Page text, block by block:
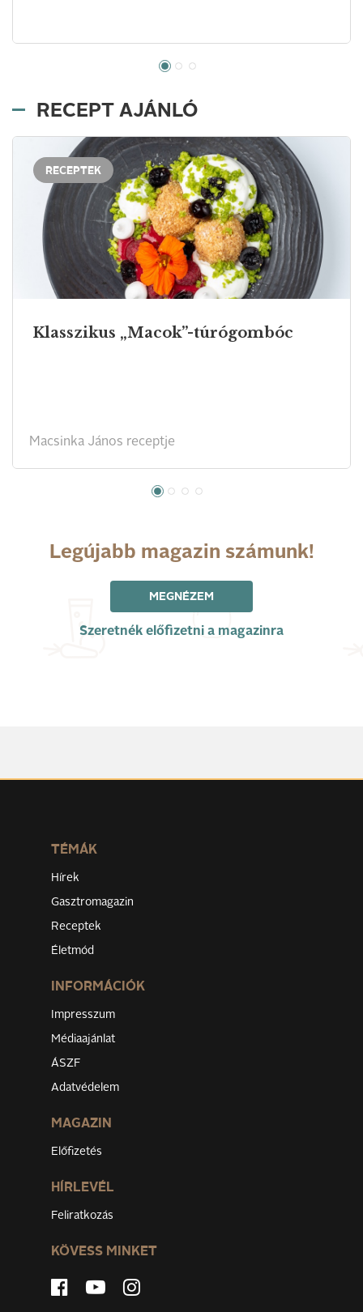
RECEPT AJÁNLÓ
RECEPTEK
Klasszikus „Macok”-túrógombóc
Macsinka János receptje
Legújabb magazin számunk!
MEGNÉZEM
Szeretnék előfizetni a magazinra
TÉMÁK
Hírek
Gasztromagazin
Receptek
Életmód
INFORMÁCIÓK
Impresszum
Médiaajánlat
ÁSZF
Adatvédelem
MAGAZIN
Előfizetés
HÍRLEVÉL
Feliratkozás
KÖVESS MINKET